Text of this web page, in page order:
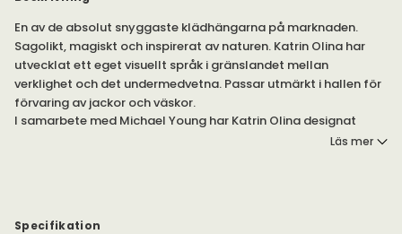
En av de absolut snyggaste klädhängarna på marknaden.
Sagolikt, magiskt och inspirerat av naturen. Katrin Olina har
utvecklat ett eget visuellt språk i gränslandet mellan
verklighet och det undermedvetna. Passar utmärkt i hallen för
förvaring av jackor och väskor.
I samarbete med Michael Young har Katrin Olina designat
klädhängaren Tree som blivit en stark symbol för Swedese.
medföljande skruvar med en 10 cm kromad metalldistans.
Läs mer
Specifikation